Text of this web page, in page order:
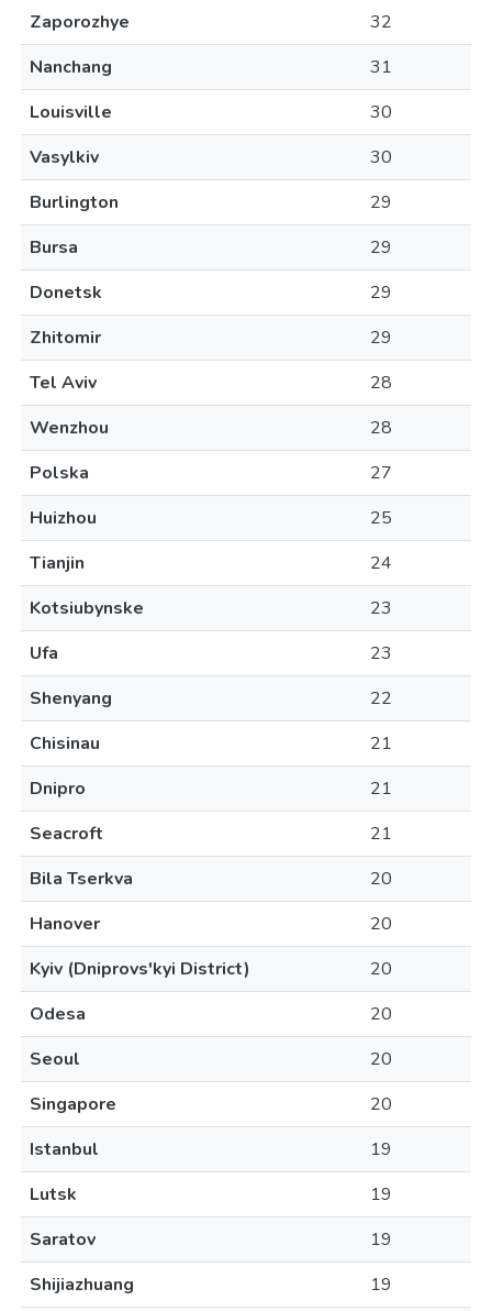
Zaporozhye
32
Nanchang
31
Louisville
30
Vasylkiv
30
Burlington
29
Bursa
29
Donetsk
29
Zhitomir
29
Tel Aviv
28
Wenzhou
28
Polska
27
Huizhou
25
Tianjin
24
Kotsiubynske
23
Ufa
23
Shenyang
22
Chisinau
21
Dnipro
21
Seacroft
21
Bila Tserkva
20
Hanover
20
Kyiv (Dniprovs'kyi District)
20
Odesa
20
Seoul
20
Singapore
20
Istanbul
19
Lutsk
19
Saratov
19
Shijiazhuang
19